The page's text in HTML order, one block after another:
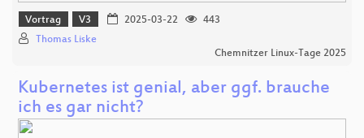
Vortrag V3 2025-03-22
443
Thomas Liske
Chemnitzer Linux-Tage 2025
Kubernetes ist genial, aber ggf. brauche
ich es gar nicht?